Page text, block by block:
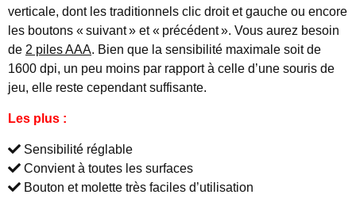
verticale, dont les traditionnels clic droit et gauche ou encore
les boutons « suivant » et « précédent ». Vous aurez besoin
de 2 piles AAA. Bien que la sensibilité maximale soit de
1600 dpi, un peu moins par rapport à celle d’une souris de
jeu, elle reste cependant suffisante.
Les plus :
Sensibilité réglable
Convient à toutes les surfaces
Bouton et molette très faciles d’utilisation